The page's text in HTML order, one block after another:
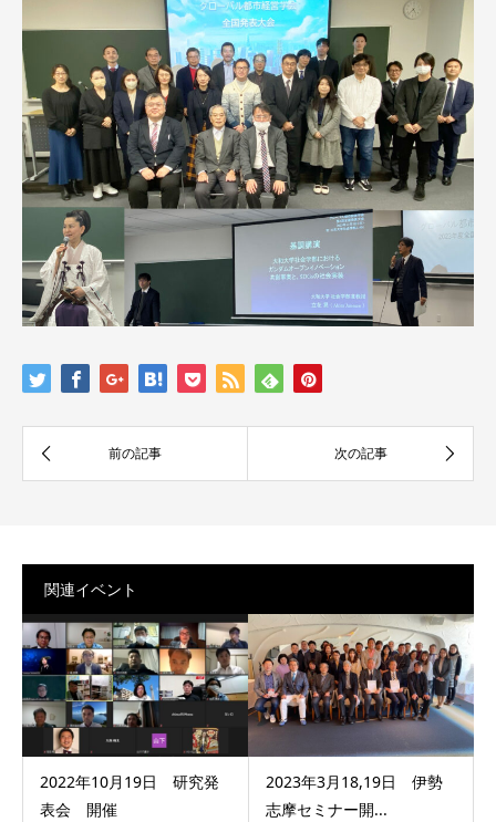
関連イベント
2022年10月19日 研究発
表会 開催
2023年3月18,19日 伊勢
志摩セミナー開...